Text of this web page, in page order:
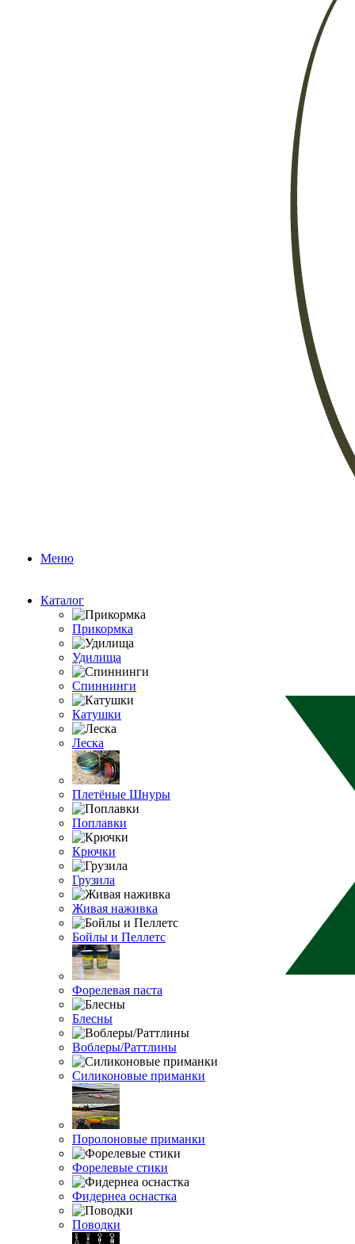
Меню
Каталог
Прикормка
Удилища
Спиннинги
Катушки
Леска
Плетёные Шнуры
Поплавки
Крючки
Грузила
Живая наживка
Бойлы и Пеллетс
Форелевая паста
Блесны
Воблеры/Раттлины
Силиконовые приманки
Поролоновые приманки
Форелевые стики
Фидернеа оснастка
Поводки